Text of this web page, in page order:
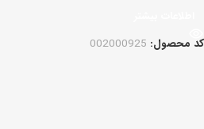
کد محصول: 002000925